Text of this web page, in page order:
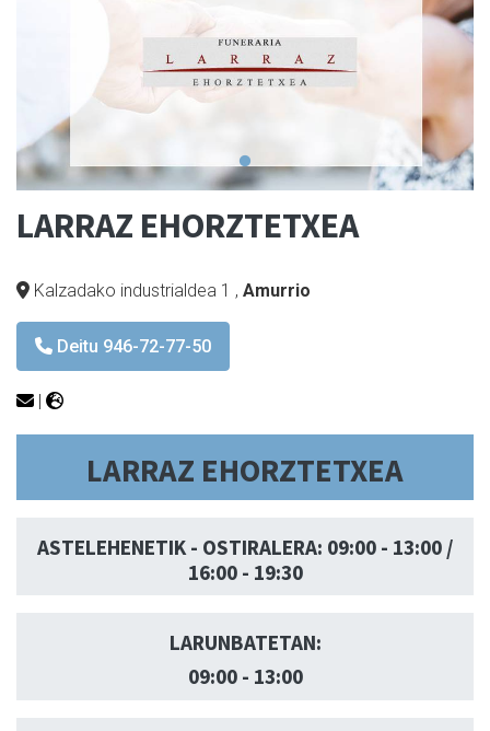
LARRAZ EHORZTETXEA
Kalzadako industrialdea 1 , Amurrio
Deitu 946-72-77-50
LARRAZ EHORZTETXEA
ASTELEHENETIK - OSTIRALERA: 09:00 - 13:00 /
16:00 - 19:30
LARUNBATETAN:
09:00 - 13:00